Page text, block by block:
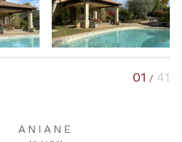
01 / 41
ANIANE
LES CRITÈRES
PARKING PISCINE